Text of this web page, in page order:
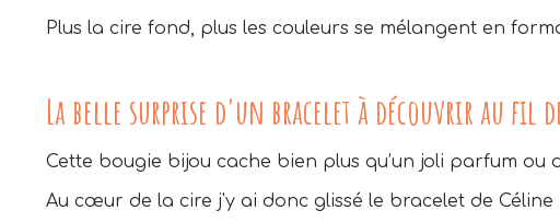
Plus la cire fond, plus les couleurs se mélangent en
La belle surprise d'un bracelet à découvrir au fil
Cette bougie bijou cache bien plus qu’un joli parfum ou
Au cœur de la cire j'y ai donc glissé le bracelet de Céline